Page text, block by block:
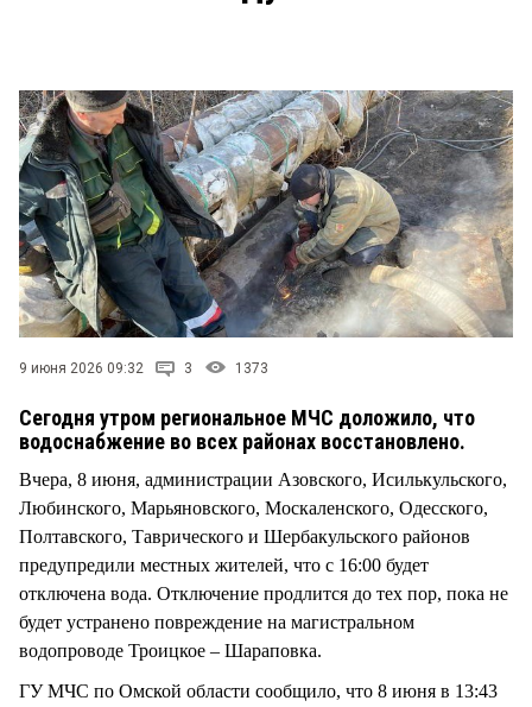
9 июня 2026 09:32 3 1373
Сегодня утром региональное МЧС доложило, что
водоснабжение во всех районах восстановлено.
Вчера, 8 июня, администрации Азовского, Исилькульского,
Любинского, Марьяновского, Москаленского, Одесского,
Полтавского, Таврического и Шербакульского районов
предупредили местных жителей, что с 16:00 будет
отключена вода. Отключение продлится до тех пор, пока не
будет устранено повреждение на магистральном
водопроводе Троицкое – Шараповка.
ГУ МЧС по Омской области сообщило, что 8 июня в 13:43